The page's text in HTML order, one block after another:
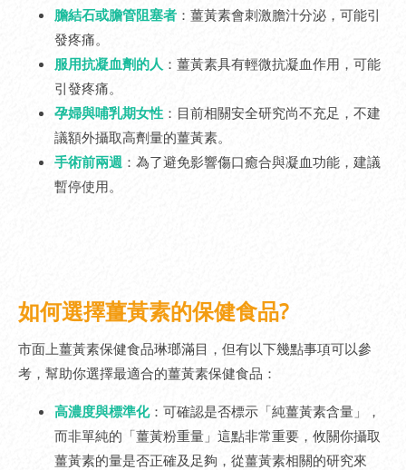
膽結石或膽管阻塞者 ：薑黃素會刺激膽汁分泌，可能引
發疼痛。
服用抗凝血劑的人 ：薑黃素具有輕微抗凝血作用，可能
引發疼痛。
孕婦與哺乳期女性 ：目前相關安全研究尚不充足，不建
議額外攝取高劑量的薑黃素。
手術前兩週 ：為了避免影響傷口癒合與凝血功能，建議
暫停使用。
如何選擇薑黃素的保健食品?
市面上薑黃素保健食品琳瑯滿目，但有以下幾點事項可以參
考，幫助你選擇最適合的薑黃素保健食品：
高濃度與標準化：可確認是否標示「純薑黃素含量」，
而非單純的「薑黃粉重量」這點非常重要，攸關你攝取
薑黃素的量是否正確及足夠，從薑黃素相關的研究來